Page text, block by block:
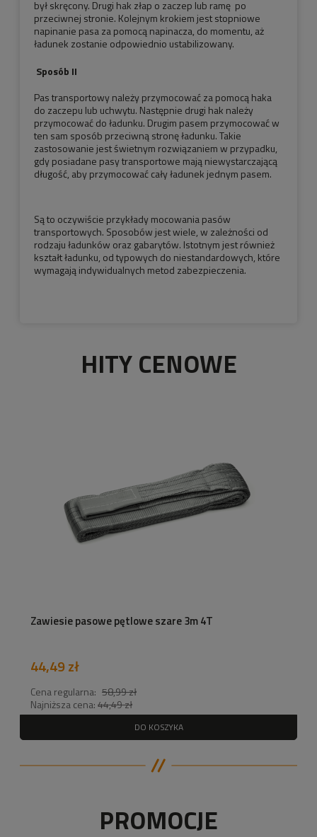
był skręcony. Drugi hak złap o zaczep lub ramę po
przeciwnej stronie. Kolejnym krokiem jest stopniowe
napinanie pasa za pomocą napinacza, do momentu, aż
ładunek zostanie odpowiednio ustabilizowany.
Sposób II
Pas transportowy należy przymocować za pomocą haka
do zaczepu lub uchwytu. Następnie drugi hak należy
przymocować do ładunku. Drugim pasem przymocować w
ten sam sposób przeciwną stronę ładunku. Takie
zastosowanie jest świetnym rozwiązaniem w przypadku,
gdy posiadane pasy transportowe mają niewystarczającą
długość, aby przymocować cały ładunek jednym pasem.
Są to oczywiście przykłady mocowania pasów
transportowych. Sposobów jest wiele, w zależności od
rodzaju ładunków oraz gabarytów. Istotnym jest również
kształt ładunku, od typowych do niestandardowych, które
wymagają indywidualnych metod zabezpieczenia.
HITY CENOWE
Zawiesie pasowe pętlowe szare 3m 4T
44,49 zł
Cena regularna: 58,99 zł
Najniższa cena:44,49 zł
DO KOSZYKA
PROMOCJE